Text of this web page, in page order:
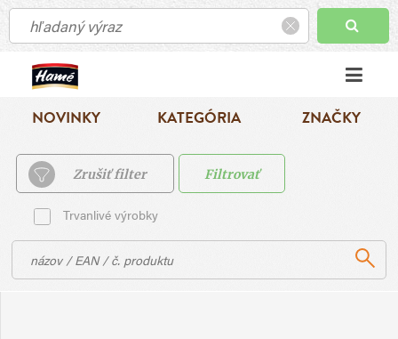
NOVINKY KATEGÓRIA ZNAČKY
Zrušiť filter Filtrovať
Trvanlivé výrobky